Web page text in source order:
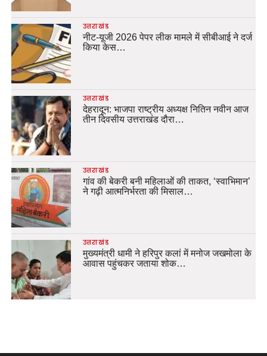
उत्तराखंड
नीट-यूजी 2026 पेपर लीक मामले में सीबीआई ने दर्ज
किया केस…
उत्तराखंड
देहरादून: भाजपा राष्ट्रीय अध्यक्ष नितिन नवीन आज
तीन दिवसीय उत्तराखंड दौरा…
उत्तराखंड
गांव की बेकरी बनी महिलाओं की ताकत, ‘स्वाभिमान’
ने गढ़ी आत्मनिर्भरता की मिसाल…
उत्तराखंड
मुख्यमंत्री धामी ने हरिपुर कलां में मनोज जखमोला के
आवास पहुंचकर जताया शोक…